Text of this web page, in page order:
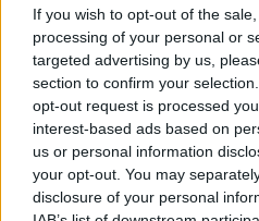
If you wish to opt-out of the
processing of your personal or
targeted advertising by us,
section to confirm your
opt-out request is processed
interest-based ads based on
us or personal information
your opt-out. You may
disclosure of your personal
​Storie antiche di tempi moderni
​Quello che alle mamme non
Adultescenza
Homo imbecillis
​4 anni di Blog
Quando il silenzio è aggressivo
​Il passato, questo conosciuto!
​Clima ballerino e sbalzi d’umore
La maternità
​L’uomo o l’orso?